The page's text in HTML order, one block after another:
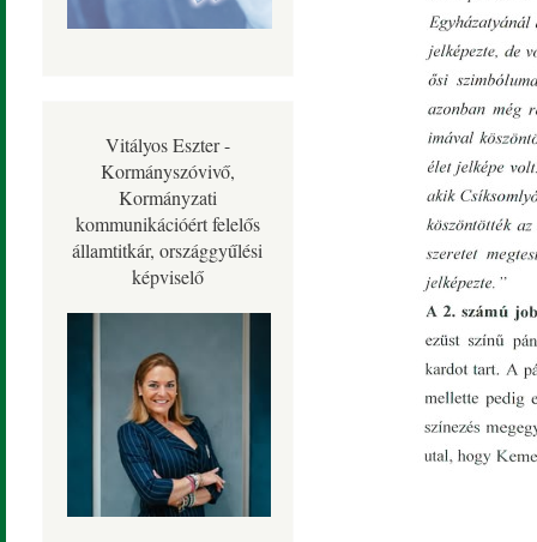
Vitályos Eszter -
Kormányszóvivő,
Kormányzati
kommunikációért felelős
államtitkár, országgyűlési
képviselő